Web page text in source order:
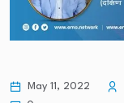
May 11, 2022